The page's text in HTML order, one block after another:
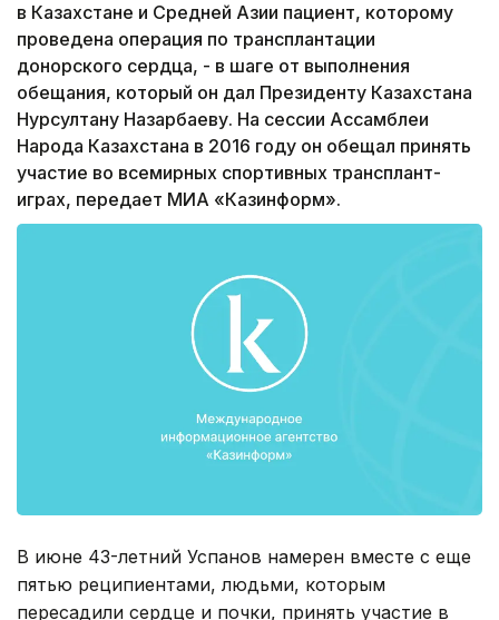
в Казахстане и Средней Азии пациент, которому
проведена операция по трансплантации
донорского сердца, - в шаге от выполнения
обещания, который он дал Президенту Казахстана
Нурсултану Назарбаеву. На сессии Ассамблеи
Народа Казахстана в 2016 году он обещал принять
участие во всемирных спортивных трансплант-
играх, передает МИА «Казинформ».
В июне 43-летний Успанов намерен вместе с еще
пятью реципиентами, людьми, которым
пересадили сердце и почки, принять участие в